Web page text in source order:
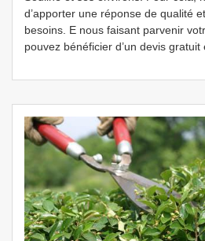
d’apporter une réponse de qualité
besoins. E nous faisant parvenir
pouvez bénéficier d’un devis gratuit